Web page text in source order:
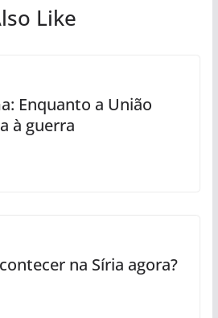
Like
Enquanto a União
à guerra
na Síria agora?